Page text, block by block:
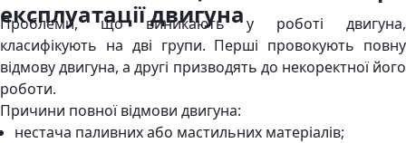
експлуатації двигуна
Проблеми, що виникають у роботі двигуна,
класифікують на дві групи. Перші провокують повну
відмову двигуна, а другі призводять до некоректної його
роботи.
Причини повної відмови двигуна:
нестача паливних або мастильних матеріалів;